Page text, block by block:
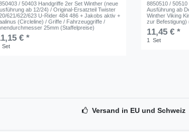
/ 50403 Handgriffe 2er Set Winther (neue
ab 12/24) / Original-Ersatzteil Twister
621/622/623 U-Rider 484 486 + Jakobs aktiv +
(Circleline) / Griffe / Fahrzeuggriffe /
25mm (Staffelpreise)
€ *
Set
8850510 /
Ausführung ab
Winther Viking
zur Befestigung)
11,45 € *
1 Set
Versand in EU und Schweiz